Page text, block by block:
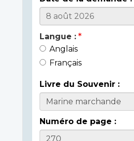
Langue :
Anglais
Français
Livre du Souvenir :
Numéro de page :